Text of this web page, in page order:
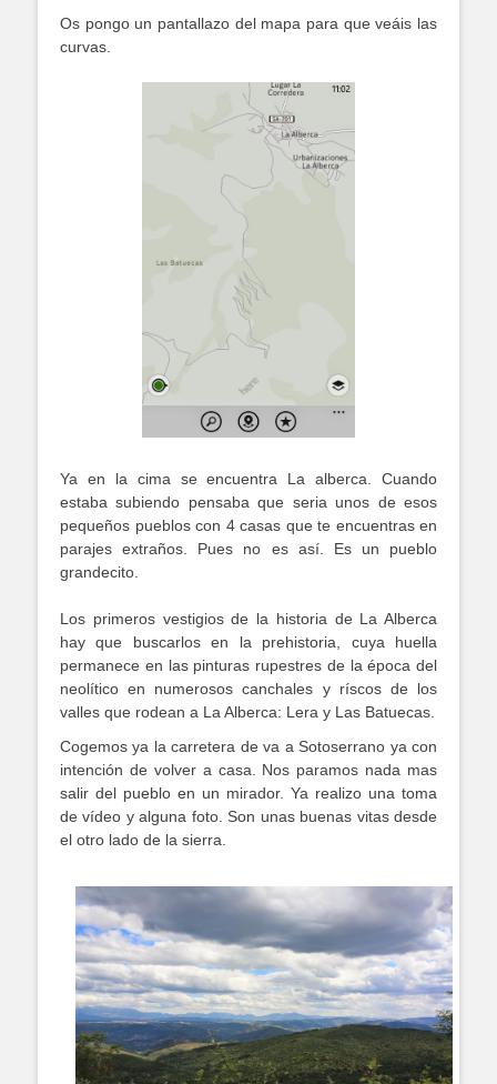
Os pongo un pantallazo del mapa para que veáis las
curvas.
Ya en la cima se encuentra La alberca. Cuando
estaba subiendo pensaba que seria unos de esos
pequeños pueblos con 4 casas que te encuentras en
parajes extraños. Pues no es así. Es un pueblo
grandecito.
Los primeros vestigios de la historia de La Alberca
hay que buscarlos en la prehistoria, cuya huella
permanece en las pinturas rupestres de la época del
neolítico en numerosos canchales y ríscos de los
valles que rodean a La Alberca: Lera y Las Batuecas.
Cogemos ya la carretera de va a Sotoserrano ya con
intención de volver a casa. Nos paramos nada mas
salir del pueblo en un mirador. Ya realizo una toma
de vídeo y alguna foto. Son unas buenas vitas desde
el otro lado de la sierra.